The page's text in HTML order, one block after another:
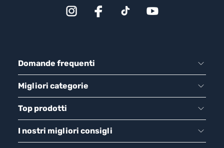
Domande frequenti
Migliori categorie
Top prodotti
I nostri migliori consigli